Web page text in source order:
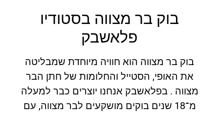
בוק בר מצווה בסטודיו
פלאשבק
בוק בר מצווה הוא חוויה מיוחדת שמבליטה
את האופי, הסטייל והחלומות של חתן הבר
מצווה . בפלאשבק אנחנו יוצרים כבר למעלה
מ־18 שנים בוקים מושקעים לבר מצווה, עם